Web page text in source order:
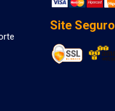
Site Seguro